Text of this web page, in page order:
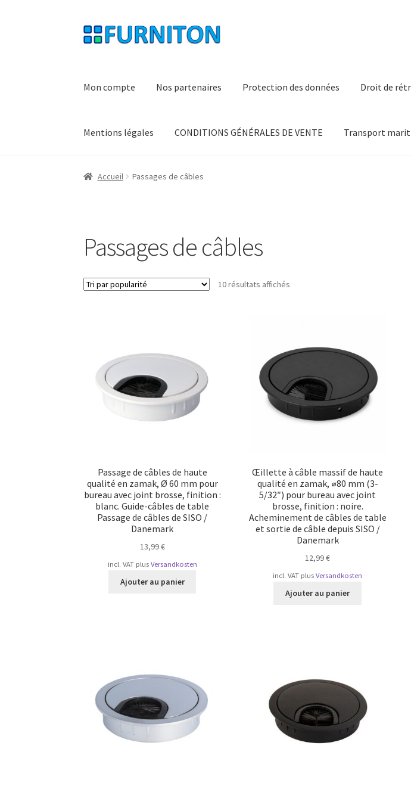
Aller
à
Aller
au
Mon compte Nos partenaires Protection des données Droit de
Mentions légales CONDITIONS GÉNÉRALES DE VENTE Transport
Accueil Passages de câbles
Passages de câbles
10 résultats affichés
Passage de câbles de haute
qualité en zamak, Ø 60 mm pour
bureau avec joint brosse, finition :
blanc. Guide-câbles de table
Passage de câbles de SISO /
Danemark
13,99€
incl. VAT plus Versandkosten
Ajouter au panier
Œillette à câble massif de haute
qualité en zamak, ⌀80 mm (3-
5/32″) pour bureau avec joint
brosse, finition : noire.
Acheminement de câbles de table
et sortie de câble depuis SISO /
Danemark
12,99€
incl. VAT plusVersandkosten
Ajouter au panier